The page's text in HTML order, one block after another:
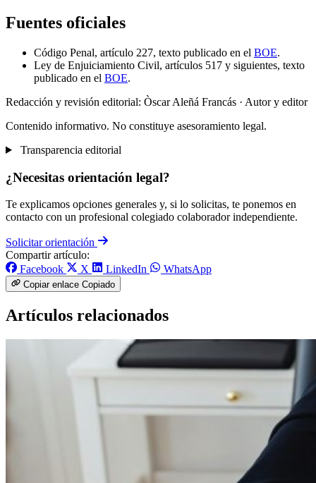
Fuentes oficiales
Código Penal, artículo 227, texto publicado en el BOE.
Ley de Enjuiciamiento Civil, artículos 517 y siguientes, texto
publicado en el BOE.
Redacción y revisión editorial: Òscar Aleñá Francás · Autor y editor
Contenido informativo. No constituye asesoramiento legal.
Transparencia editorial
¿Necesitas orientación legal?
Te explicamos opciones generales y, si lo solicitas, te ponemos en
contacto con un profesional colegiado colaborador independiente.
Solicitar orientación
Compartir artículo:
Facebook
X LinkedIn WhatsApp
Copiar enlace Copiado
Artículos relacionados